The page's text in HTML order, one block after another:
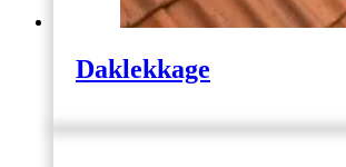
Daklekkage